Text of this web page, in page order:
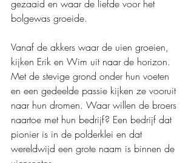
gezaaid en waar de liefde voor het
bolgewas groeide.
Vanaf de akkers waar de uien groeien,
kijken Erik en Wim uit naar de horizon.
Met de stevige grond onder hun voeten
en een gedeelde passie kijken ze vooruit
naar hun dromen. Waar willen de broers
naartoe met hun bedrijf? Een bedrijf dat
pionier is in de polderklei en dat
wereldwijd een grote naam is binnen de